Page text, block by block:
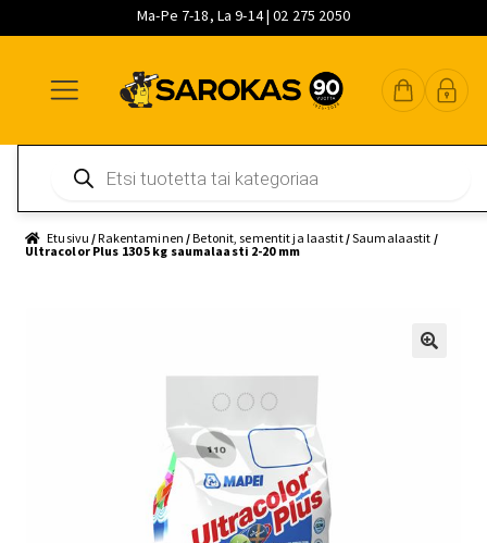
Ma-Pe 7-18, La 9-14 | 02 275 2050
navigointiin
sisältöön
pääsisältöön
search
Etusivu /Rakentaminen /Betonit, sementit ja laastit/Saumalaastit /
Ultracolor Plus 130 5 kg saumalaasti 2-20 mm